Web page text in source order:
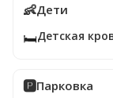
👶Дети
🛏️Детская
🅿️Парковка